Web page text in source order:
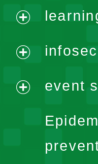
menu
menu
menu
event